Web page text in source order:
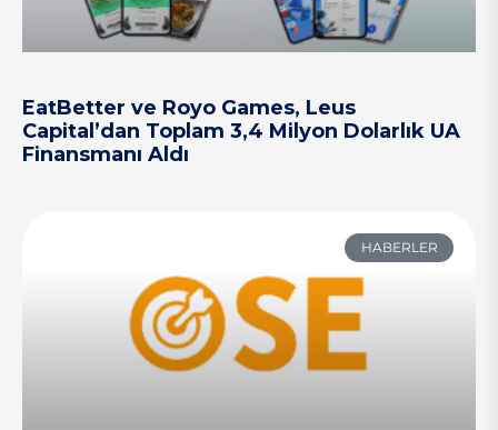
EatBetter ve Royo Games, Leus
Capital’dan Toplam 3,4 Milyon Dolarlık UA
Finansmanı Aldı
HABERLER